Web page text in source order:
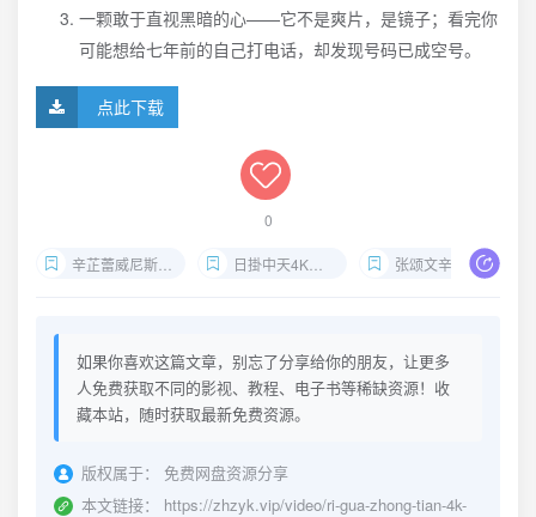
一颗敢于直视黑暗的心——它不是爽片，是镜子；看完你
可能想给七年前的自己打电话，却发现号码已成空号。
点此下载
0
辛芷蕾威尼斯影后 日掛中天4K下载 张颂文辛芷蕾对手戏
如果你喜欢这篇文章，别忘了分享给你的朋友，让更多
人免费获取不同的影视、教程、电子书等稀缺资源！收
藏本站，随时获取最新免费资源。
版权属于：
免费网盘资源分享
本文链接：
https://zhzyk.vip/video/ri-gua-zhong-tian-4k-